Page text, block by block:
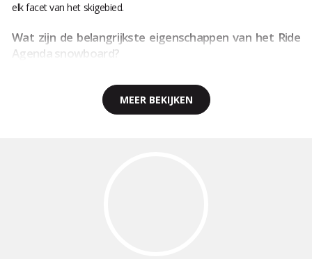
elk facet van het skigebied.
Wat zijn de belangrijkste eigenschappen van het Ride
Agenda snowboard?
MEER BEKIJKEN